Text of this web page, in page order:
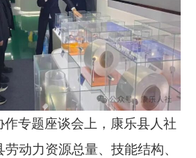
作专题座谈会上，康乐县人社
动力资源总量、技能结构、